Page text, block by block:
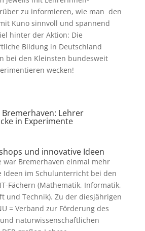
zu informieren, wie man den
Kuno sinnvoll und spannend
hinter der Aktion: Die
Bildung in Deutschland
bei den Kleinsten bundesweit
wecken!
Bremerhaven: Lehrer
in Experimente
und innovative Ideen
war Bremerhaven einmal mehr
Ideen im Schulunterricht bei den
Fächern (Mathematik, Informatik,
und Technik). Zu der diesjährigen
= Verband zur Förderung des
naturwissenschaftlichen